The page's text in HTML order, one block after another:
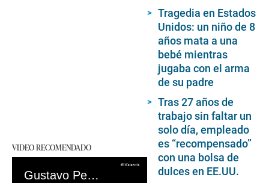
VIDEO RECOMENDADO
Gustavo Petro: El rebelde moderado que llevó a la izquierda al poder en Colombia
Tragedia en Estados
Unidos: un niño de 8
años mata a una
bebé mientras
jugaba con el arma
de su padre
Tras 27 años de
trabajo sin faltar un
solo día, empleado
es “recompensado”
con una bolsa de
dulces en EE.UU.